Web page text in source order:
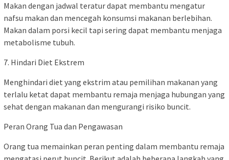
Makan dengan jadwal teratur dapat membantu mengatur
nafsu makan dan mencegah konsumsi makanan berlebihan.
Makan dalam porsi kecil tapi sering dapat membantu menjaga
metabolisme tubuh.
7. Hindari Diet Ekstrem
Menghindari diet yang ekstrim atau pemilihan makanan yang
terlalu ketat dapat membantu remaja menjaga hubungan yang
sehat dengan makanan dan mengurangi risiko buncit.
Peran Orang Tua dan Pengawasan
Orang tua memainkan peran penting dalam membantu remaja